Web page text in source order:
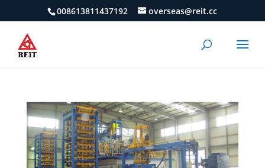
008613811437192 overseas@reit.cc